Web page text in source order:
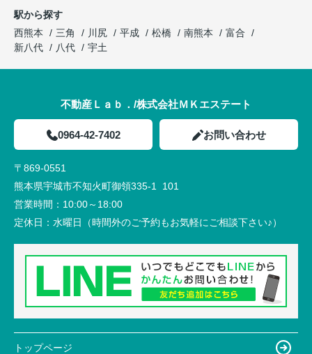
駅から探す
西熊本
三角 川尻 平成 松橋 南熊本
富合
新八代
八代 宇土
不動産Ｌａｂ．/株式会社ＭＫエステート
0964-42-7402 お問い合わせ
〒869-0551
熊本県宇城市不知火町御領335-1 101
営業時間： 10:00～18:00
定休日： 水曜日（時間外のご予約もお気軽にご相談下さい♪）
トップページ